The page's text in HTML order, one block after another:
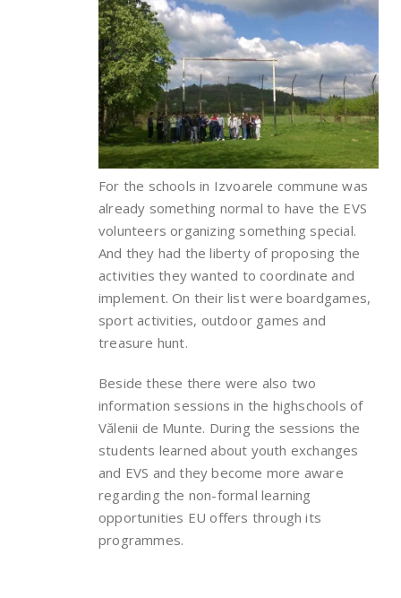
For the schools in Izvoarele commune was
already something normal to have the EVS
volunteers organizing something special.
And they had the liberty of proposing the
activities they wanted to coordinate and
implement. On their list were boardgames,
sport activities, outdoor games and
treasure hunt.
Beside these there were also two
information sessions in the highschools of
Vălenii de Munte. During the sessions the
students learned about youth exchanges
and EVS and they become more aware
regarding the non-formal learning
opportunities EU offers through its
programmes.